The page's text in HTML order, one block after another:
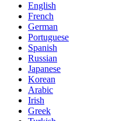
English
French
German
Portuguese
Spanish
Russian
Japanese
Korean
Arabic
Irish
Greek